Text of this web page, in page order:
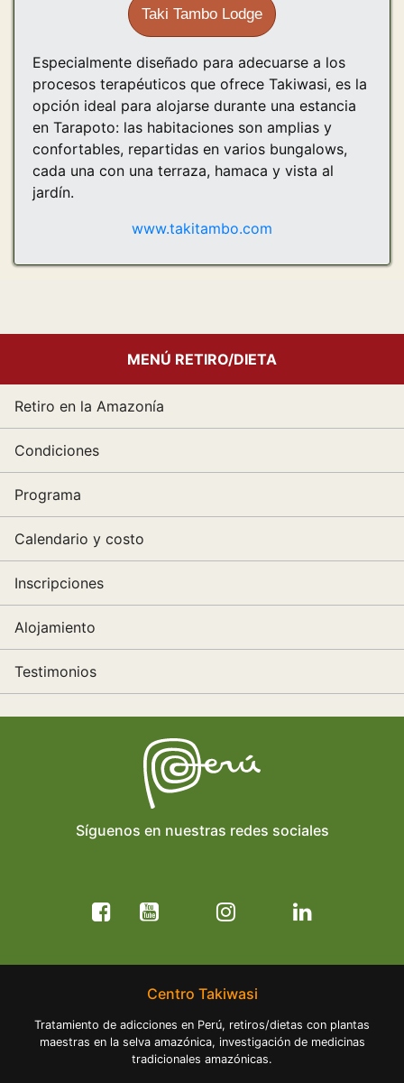
Taki Tambo Lodge
Especialmente diseñado para adecuarse a los
procesos terapéuticos que ofrece Takiwasi, es la
opción ideal para alojarse durante una estancia
en Tarapoto: las habitaciones son amplias y
confortables, repartidas en varios bungalows,
cada una con una terraza, hamaca y vista al
jardín.
www.takitambo.com
MENÚ RETIRO/DIETA
Retiro en la Amazonía
Condiciones
Programa
Calendario y costo
Inscripciones
Alojamiento
Testimonios
Síguenos en nuestras redes sociales
Centro Takiwasi
Tratamiento de adicciones en Perú, retiros/dietas con plantas
maestras en la selva amazónica, investigación de medicinas
tradicionales amazónicas.